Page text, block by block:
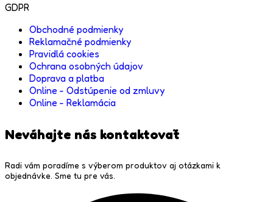
GDPR
Obchodné podmienky
Reklamačné podmienky
Pravidlá cookies
Ochrana osobných údajov
Doprava a platba
Online - Odstúpenie od zmluvy
Online - Reklamácia
Neváhajte nás kontaktovať
Radi vám poradíme s výberom produktov aj otázkami k
objednávke. Sme tu pre vás.